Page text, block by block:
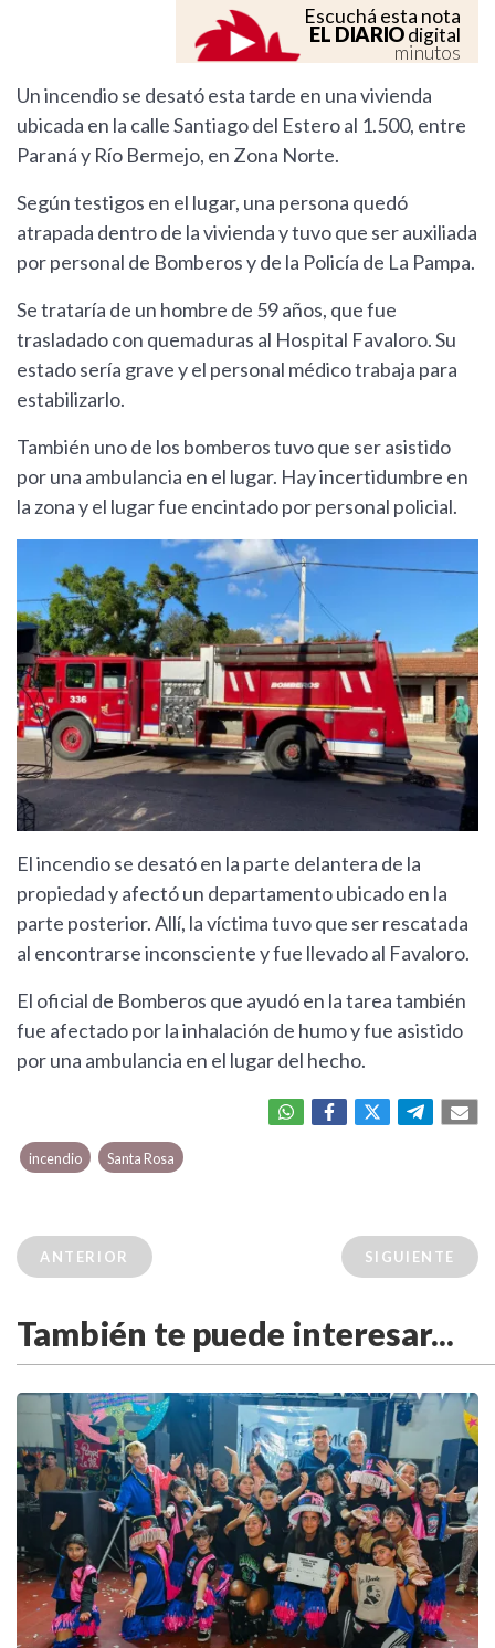
Escuchá esta nota
EL DIARIOdigital
minutos
Un incendio se desató esta tarde en una vivienda
ubicada en la calle Santiago del Estero al 1.500, entre
Paraná y Río Bermejo, en Zona Norte.
Según testigos en el lugar, una persona quedó
atrapada dentro de la vivienda y tuvo que ser auxiliada
por personal de Bomberos y de la Policía de La Pampa.
Se trataría de un hombre de 59 años, que fue
trasladado con quemaduras al Hospital Favaloro. Su
estado sería grave y el personal médico trabaja para
estabilizarlo.
También uno de los bomberos tuvo que ser asistido
por una ambulancia en el lugar. Hay incertidumbre en
la zona y el lugar fue encintado por personal policial.
El incendio se desató en la parte delantera de la
propiedad y afectó un departamento ubicado en la
parte posterior. Allí, la víctima tuvo que ser rescatada
al encontrarse inconsciente y fue llevado al Favaloro.
El oficial de Bomberos que ayudó en la tarea también
fue afectado por la inhalación de humo y fue asistido
por una ambulancia en el lugar del hecho.
incendio Santa Rosa
ANTERIOR SIGUIENTE
También te puede interesar...